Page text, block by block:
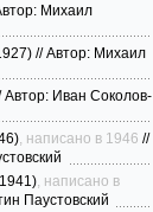
Михаил
//Автор: Михаил
Автор: Иван Соколов-
, написано в 1946 //
, написано в
Паустовский